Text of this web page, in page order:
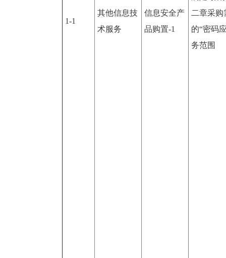
1-1
其他信息技
术服务
信息安全产
品购置-1
二章采购
的“密码
务范围